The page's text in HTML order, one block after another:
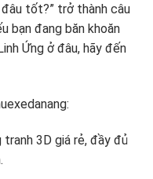
tốt?” trở thành câu
bạn đang băn khoăn
Ứng ở đâu, hãy đến
3D giá rẻ, đầy đủ